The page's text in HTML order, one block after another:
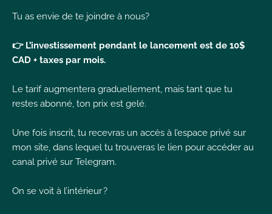
Tu as envie de te joindre à nous?
👉 L’investissement pendant le lancement est de 10$
CAD + taxes par mois.
Le tarif augmentera graduellement, mais tant que tu
restes abonné, ton prix est gelé.
Une fois inscrit, tu recevras un accès à l’espace privé sur
mon site, dans lequel tu trouveras le lien pour accéder au
canal privé sur Telegram.
On se voit à l’intérieur ?